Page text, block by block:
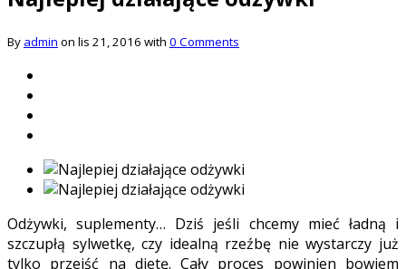
By admin on lis 21, 2016 with 0 Comments
Odżywki, suplementy… Dziś jeśli chcemy mieć ładną i
szczupłą sylwetkę, czy idealną rzeźbę nie wystarczy już
tylko przejść na dietę. Cały proces powinien bowiem